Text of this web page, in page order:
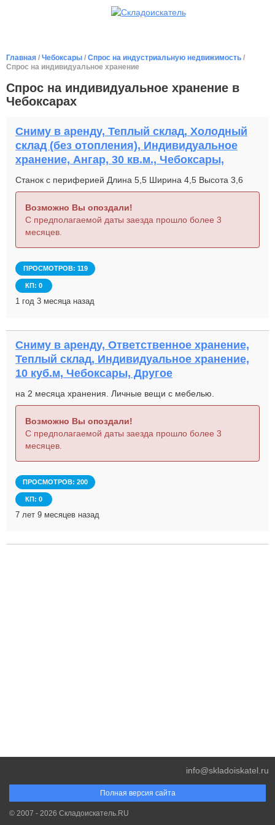
Главная / Чебоксары / Спрос на индустриальную недвижимость /
Спрос на индивидуальное хранение
Спрос на индивидуальное хранение в
Чебоксарах
Сниму в аренду, Теплый склад, Холодный
склад (без отопления), Индивидуальное
хранение, Ангар, 30 кв.м., Чебоксары,
Станок с периферией Длина 5,5 Ширина 4,5 Высота 3,6
Возможно Вы опоздали!
С предполагаемой даты заезда прошло более 3
месяцев.
ПРОСМОТРОВ: 119
КП: 0
1 год 3 месяца назад
Сниму в аренду, Ответственное хранение,
Теплый склад, Индивидуальное хранение,
10 куб.м, Чебоксары, Другое
на 2 месяца хранения. Личные вещи с мебелью.
Возможно Вы опоздали!
С предполагаемой даты заезда прошло более 3
месяцев.
ПРОСМОТРОВ: 200
КП: 0
7 лет 9 месяцев назад
Полная версия сайта
info@skladoiskatel.ru
© 2007 - 2026 Складоискатель.RU